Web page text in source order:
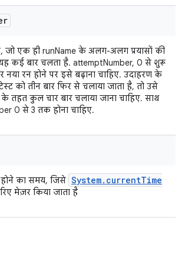
जो एक ही runName के अलग-अलग प्रयासों की
कई बार चलता है. attemptNumber, 0 से शुरू
नया रन होने पर इसे बढ़ाना चाहिए. उदाहरण के
को तीन बार फिर से चलाया जाता है, तो उसे
तहत कुल चार बार चलाया जाना चाहिए. साथ
0 से 3 तक होना चाहिए.
का समय, जिसे System. currentTime
मेज़र किया जाता है